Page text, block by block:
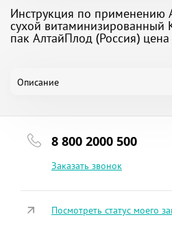
Инструкция по применению
сухой витаминизированный
пак АлтайПлод (Россия) цена
Описание
8 800 2000 500
Заказать звонок
Посмотреть статус моего